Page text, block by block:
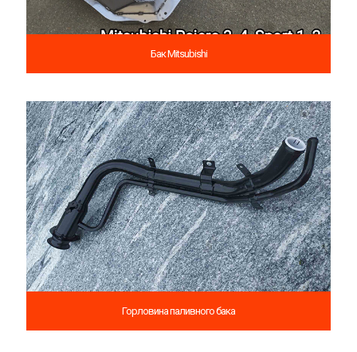
Бак Mitsubishi
Горловина паливного бака